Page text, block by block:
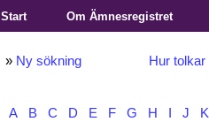
Start Om Ämnesregistret
» Ny sökning Hur
A B C D E F G H J K